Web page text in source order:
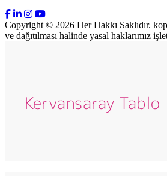
Copyright © 2026 Her Hakkı Saklıdır.
ve dağıtılması halinde yasal haklarımız